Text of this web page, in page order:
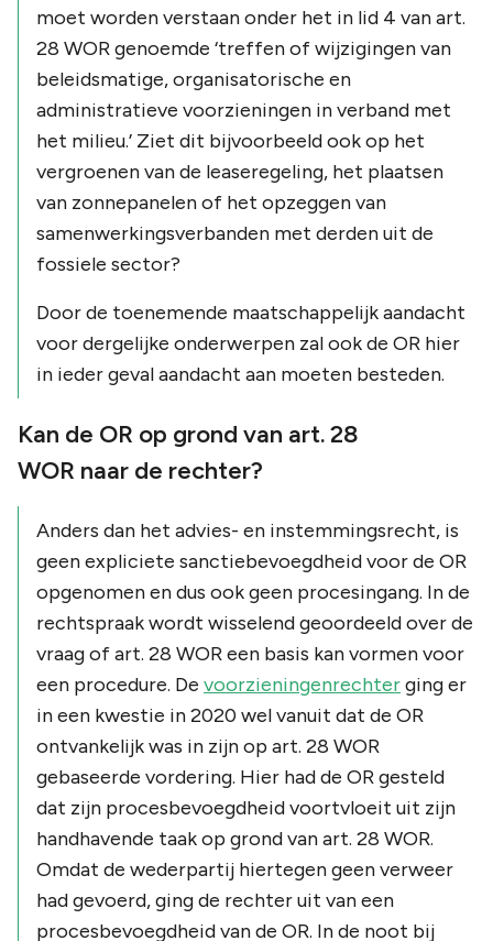
moet worden verstaan onder het in lid 4 van art.
28 WOR genoemde ‘treffen of wijzigingen van
beleidsmatige, organisatorische en
administratieve voorzieningen in verband met
het milieu.’ Ziet dit bijvoorbeeld ook op het
vergroenen van de leaseregeling, het plaatsen
van zonnepanelen of het opzeggen van
samenwerkingsverbanden met derden uit de
fossiele sector?
Door de toenemende maatschappelijk aandacht
voor dergelijke onderwerpen zal ook de OR hier
in ieder geval aandacht aan moeten besteden.
Kan de OR op grond van art. 28
WOR naar de rechter?
Anders dan het advies- en instemmingsrecht, is
geen expliciete sanctiebevoegdheid voor de OR
opgenomen en dus ook geen procesingang. In de
rechtspraak wordt wisselend geoordeeld over de
vraag of art. 28 WOR een basis kan vormen voor
een procedure. De voorzieningenrechterging er
in een kwestie in 2020 wel vanuit dat de OR
ontvankelijk was in zijn op art. 28 WOR
gebaseerde vordering. Hier had de OR gesteld
dat zijn procesbevoegdheid voortvloeit uit zijn
handhavende taak op grond van art. 28 WOR.
Omdat de wederpartij hiertegen geen verweer
had gevoerd, ging de rechter uit van een
procesbevoegdheid van de OR. In de noot bij